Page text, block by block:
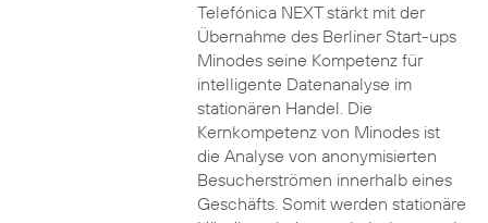
Telefónica NEXT stärkt mit der
Übernahme des Berliner Start-ups
Minodes seine Kompetenz für
intelligente Datenanalyse im
stationären Handel. Die
Kernkompetenz von Minodes ist
die Analyse von anonymisierten
Besucherströmen innerhalb eines
Geschäfts. Somit werden stationäre